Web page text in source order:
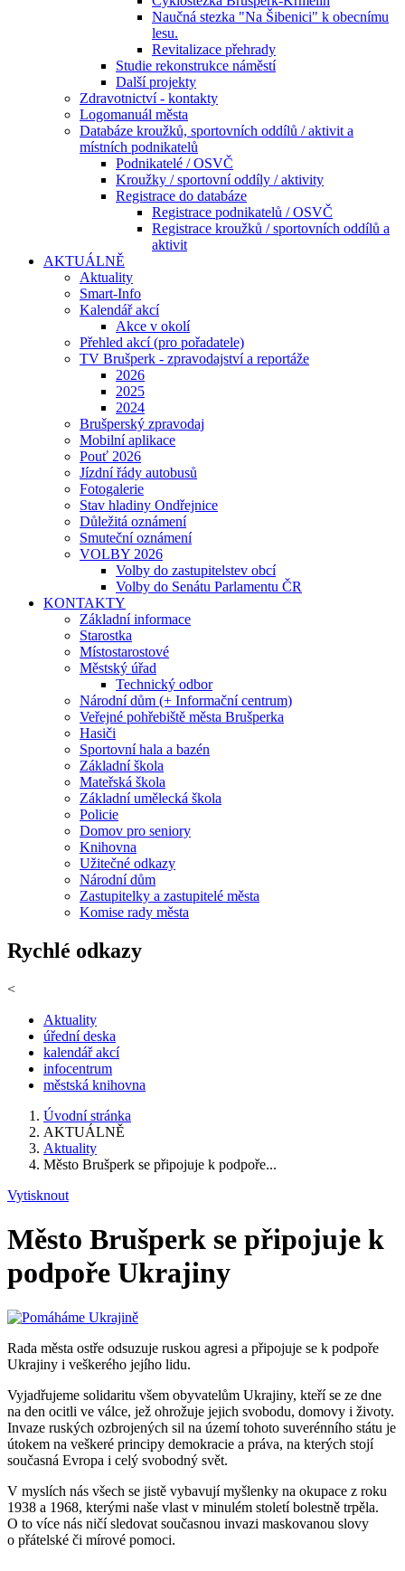
Naučná stezka "Na Šibenici" k obecnímu
lesu.
Revitalizace přehrady
Studie rekonstrukce náměstí
Další projekty
Zdravotnictví - kontakty
Logomanuál města
Databáze kroužků, sportovních oddílů / aktivit a
místních podnikatelů
Podnikatelé / OSVČ
Kroužky / sportovní oddíly / aktivity
Registrace do databáze
Registrace podnikatelů / OSVČ
Registrace kroužků / sportovních oddílů a
aktivit
AKTUÁLNĚ
Aktuality
Smart-Info
Kalendář akcí
Akce v okolí
Přehled akcí (pro pořadatele)
TV Brušperk - zpravodajství a reportáže
2026
2025
2024
Brušperský zpravodaj
Mobilní aplikace
Pouť 2026
Jízdní řády autobusů
Fotogalerie
Stav hladiny Ondřejnice
Důležitá oznámení
Smuteční oznámení
VOLBY 2026
Volby do zastupitelstev obcí
Volby do Senátu Parlamentu ČR
KONTAKTY
Základní informace
Starostka
Místostarostové
Městský úřad
Technický odbor
Národní dům (+ Informační centrum)
Veřejné pohřebiště města Brušperka
Hasiči
Sportovní hala a bazén
Základní škola
Mateřská škola
Základní umělecká škola
Policie
Domov pro seniory
Knihovna
Užitečné odkazy
Národní dům
Zastupitelky a zastupitelé města
Komise rady města
Rychlé odkazy
<
Aktuality
úřední deska
kalendář akcí
infocentrum
městská knihovna
Úvodní stránka
AKTUÁLNĚ
Aktuality
Město Brušperk se připojuje k podpoře...
Vytisknout
Město Brušperk se připojuje k
podpoře Ukrajiny
Rada města ostře odsuzuje ruskou agresi a připojuje se k podpoře
Ukrajiny i veškerého jejího lidu.
Vyjadřujeme solidaritu všem obyvatelům Ukrajiny, kteří se ze dne
na den ocitli ve válce, jež ohrožuje jejich svobodu, domovy i životy.
Invaze ruských ozbrojených sil na území tohoto suverénního státu je
útokem na veškeré principy demokracie a práva, na kterých stojí
současná Evropa i celý svobodný svět.
V myslích nás všech se jistě vybavují myšlenky na okupace z roku
1938 a 1968, kterými naše vlast v minulém století bolestně trpěla.
O to více nás ničí sledovat současnou invazi maskovanou slovy
o přátelské či mírové pomoci.